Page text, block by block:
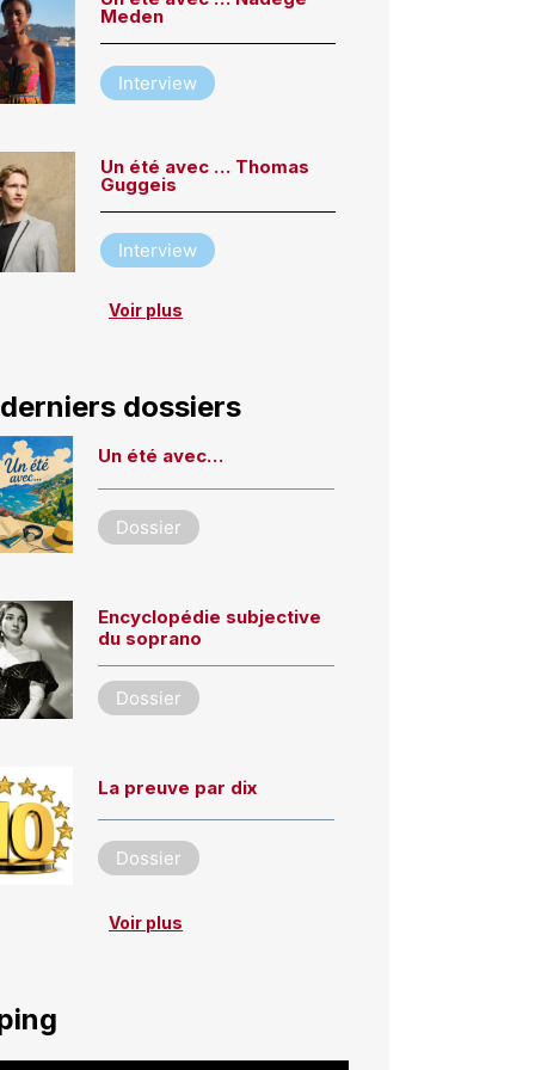
Meden
Interview
Un été avec … Thomas
Guggeis
Interview
Voir plus
dossiers
Un été avec…
Dossier
Encyclopédie subjective
du soprano
Dossier
La preuve par dix
Dossier
Voir plus